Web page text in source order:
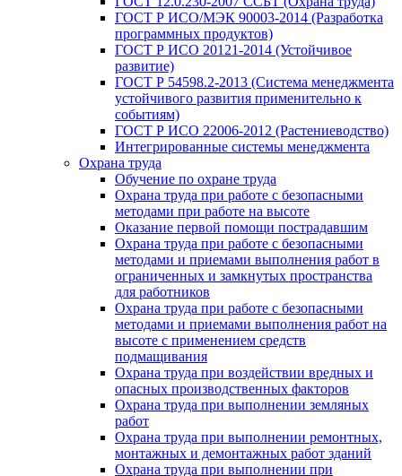
ГОСТ Р ИСО/МЭК 90003-2014 (Разработка
программных продуктов)
ГОСТ Р ИСО 20121-2014 (Устойчивое
развитие)
ГОСТ Р 54598.2-2013 (Система менеджмента
устойчивого развития применительно к
событиям)
ГОСТ Р ИСО 22006-2012 (Растениеводство)
Интегрированные системы менеджмента
Охрана труда
Обучение по охране труда
Охрана труда при работе с безопасными
методами при работе на высоте
Оказание первой помощи пострадавшим
Охрана труда при работе с безопасными
методами и приемами выполнения работ в
ограниченных и замкнутых пространства
для работников
Охрана труда при работе с безопасными
методами и приемами выполнения работ на
высоте с применением средств
подмащивания
Охрана труда при воздействии вредных и
опасных производственных факторов
Охрана труда при выполнении земляных
работ
Охрана труда при выполнении ремонтных,
монтажных и демонтажных работ зданий
Охрана труда при выполнении при